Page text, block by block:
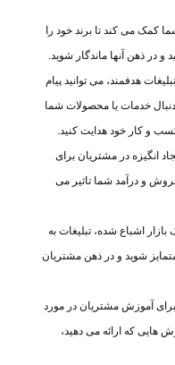
کمک می کند تا برند خود را
در ذهن آنها ماندگار شوید.
هدفمند، می توانید پیام
دنبال خدمات یا محصولات شما
و کار خود هدایت کنید.
انگیزه در مشتریان برای
و درآمد شما تاثیر می
بازار اشباع شده، تبلیغات به
شوید و در ذهن مشتریان
برای آموزش مشتریان در مورد
هایی که ارائه می دهید،